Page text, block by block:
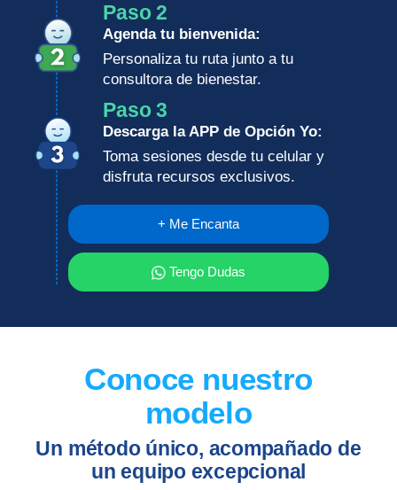
Paso 2
Agenda tu bienvenida:
Personaliza tu ruta junto a tu
consultora de bienestar.
Paso 3
Descarga la APP de Opción Yo:
Toma sesiones desde tu celular y
disfruta recursos exclusivos.
+ Me Encanta
Tengo Dudas
Conoce nuestro
modelo
Un método único, acompañado de
un equipo excepcional